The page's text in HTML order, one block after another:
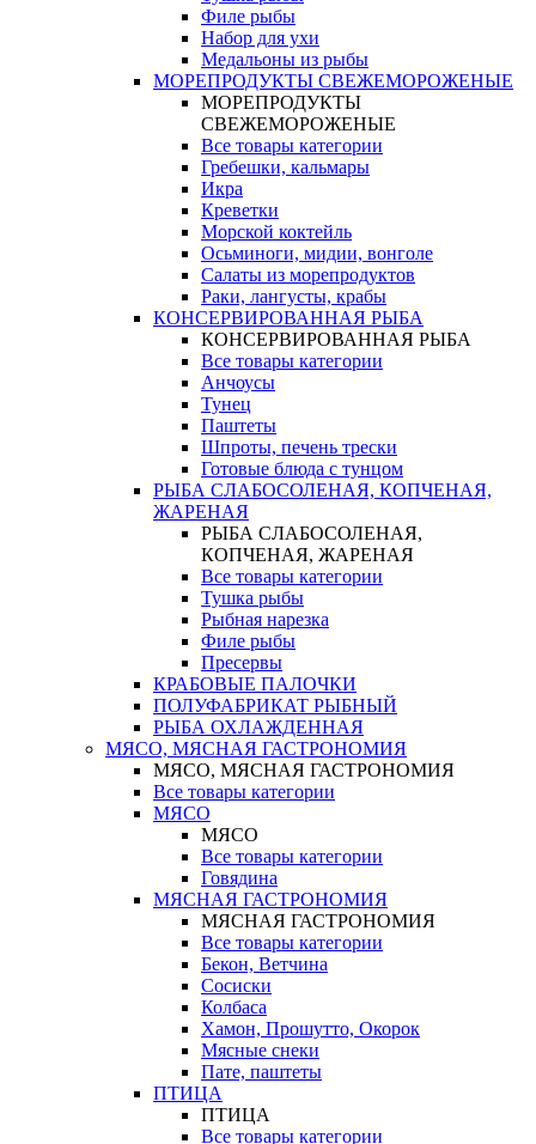
Филе рыбы
Набор для ухи
Медальоны из рыбы
МОРЕПРОДУКТЫ СВЕЖЕМОРОЖЕНЫЕ
МОРЕПРОДУКТЫ
СВЕЖЕМОРОЖЕНЫЕ
Все товары категории
Гребешки, кальмары
Икра
Креветки
Морской коктейль
Осьминоги, мидии, вонголе
Салаты из морепродуктов
Раки, лангусты, крабы
КОНСЕРВИРОВАННАЯ РЫБА
КОНСЕРВИРОВАННАЯ РЫБА
Все товары категории
Анчоусы
Тунец
Паштеты
Шпроты, печень трески
Готовые блюда с тунцом
РЫБА СЛАБОСОЛЕНАЯ, КОПЧЕНАЯ,
ЖАРЕНАЯ
РЫБА СЛАБОСОЛЕНАЯ,
КОПЧЕНАЯ, ЖАРЕНАЯ
Все товары категории
Тушка рыбы
Рыбная нарезка
Филе рыбы
Пресервы
КРАБОВЫЕ ПАЛОЧКИ
ПОЛУФАБРИКАТ РЫБНЫЙ
РЫБА ОХЛАЖДЕННАЯ
МЯСО, МЯСНАЯ ГАСТРОНОМИЯ
МЯСО, МЯСНАЯ ГАСТРОНОМИЯ
Все товары категории
МЯСО
МЯСО
Все товары категории
Говядина
МЯСНАЯ ГАСТРОНОМИЯ
МЯСНАЯ ГАСТРОНОМИЯ
Все товары категории
Бекон, Ветчина
Сосиски
Колбаса
Хамон, Прошутто, Окорок
Мясные снеки
Пате, паштеты
ПТИЦА
ПТИЦА
Все товары категории